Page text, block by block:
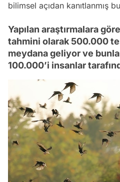
bilimsel açıdan kanıtlanmış
Yapılan araştırmalara
tahmini olarak 500.000
meydana geliyor ve
100.000’i insanlar